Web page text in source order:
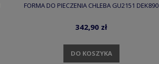
FORMA DO PIECZENIA CHLEBA GU2151 DEK890
342,90 zł
DO KOSZYKA